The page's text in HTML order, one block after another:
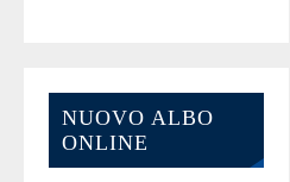
NUOVO ALBO
ONLINE